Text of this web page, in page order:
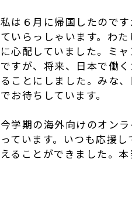
私は６月に帰国したので
ていらっしゃいます。わ
に心配していました。ミ
ですが、将来、日本で働
ることにしました。みな
でお待ちしています。
今学期の海外向けのオン
っています。いつも応援
えることができました。